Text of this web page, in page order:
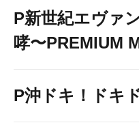
P新世紀エヴァ
哮〜PREMIUM
P沖ドキ！ドキ